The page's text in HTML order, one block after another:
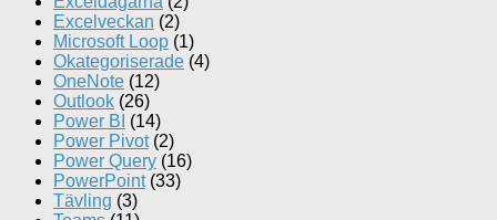
Excelveckan (2)
Microsoft Loop (1)
Okategoriserade (4)
OneNote (12)
Outlook (26)
Power BI (14)
Power Pivot(2)
Power Query (16)
PowerPoint(33)
Tävling (3)